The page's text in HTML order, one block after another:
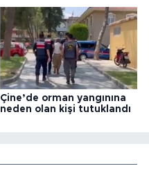
Çine’de orman yangınına
neden olan kişi tutuklandı